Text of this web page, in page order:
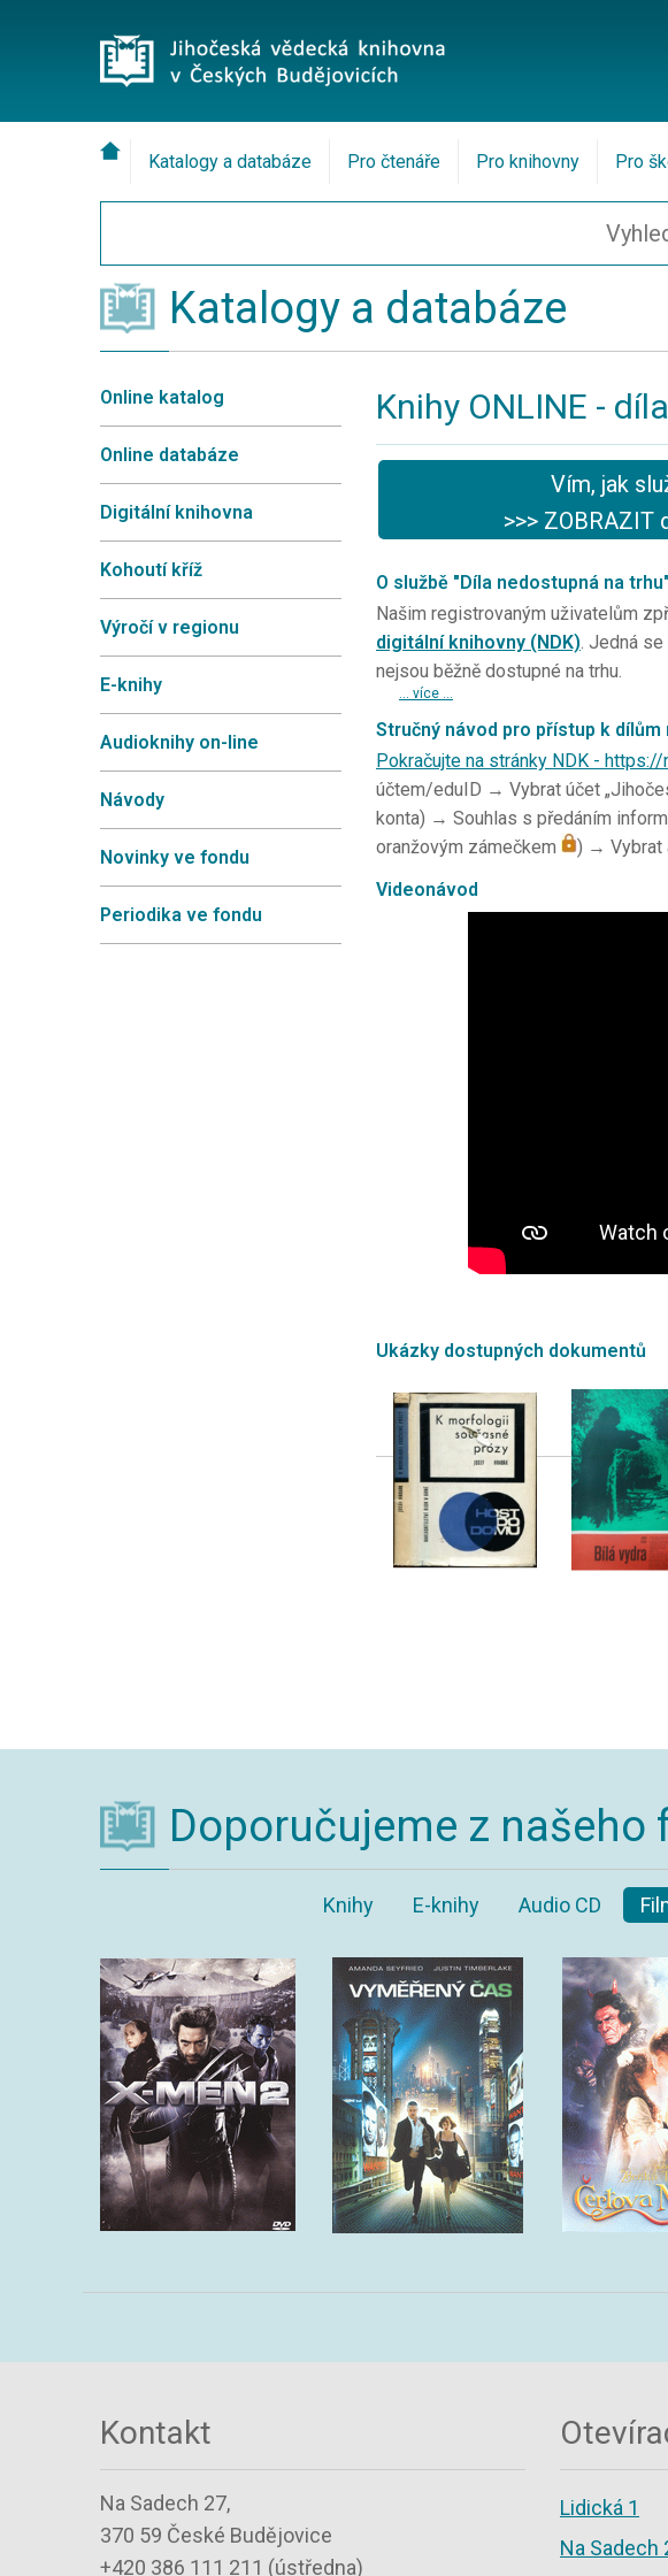
Katalogy a databáze Pro čtenáře Pro knihovny Pro
Katalogy a databáze
Online katalog
Online databáze
Digitální knihovna
Kohoutí kříž
Výročí v regionu
E-knihy
Audioknihy on-line
Návody
Novinky ve fondu
Periodika ve fondu
Knihy ONLINE -
Vím, jak
>>> ZOBRAZIT
O službě "Díla nedostupná na
Našim registrovaným uživatelům
digitální knihovny (NDK). Jedná
nejsou běžně dostupné na trhu.
... více ...
Stručný návod pro přístup k
Pokračujte na stránky NDK -
účtem/eduID → Vybrat účet
konta) → Souhlas s předáním
oranžovým zámečkem
) → Vybrat
Videonávod
Ukázky dostupných dokumentů
Doporučujeme z našeho
Knihy E-knihy Audio CD
Kontakt
Na Sadech 27,
370 59 České Budějovice
+420 386 111 211 (ústředna)
Lidická 1
Na Sadech